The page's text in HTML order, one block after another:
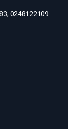
, 0248122109